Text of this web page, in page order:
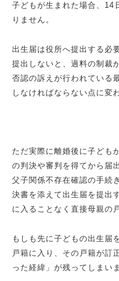
子どもが生まれた場合、14
りません。
出生届は役所へ提出する必
提出しないと、過料の制裁
否認の訴えが行われている
しなければならない点に変
ただ実際に離婚後に子ども
の判決や審判を得てから届
父子関係不存在確認の手続
決書を添えて出生届を提出
に入ることなく直接母親の
もしも先に子どもの出生届
戸籍に入り、その戸籍が訂
った経緯」が残ってしまい